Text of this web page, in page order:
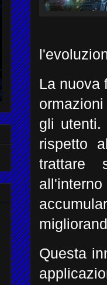
La nuova
gli utenti.
rispetto
trattare
Questa